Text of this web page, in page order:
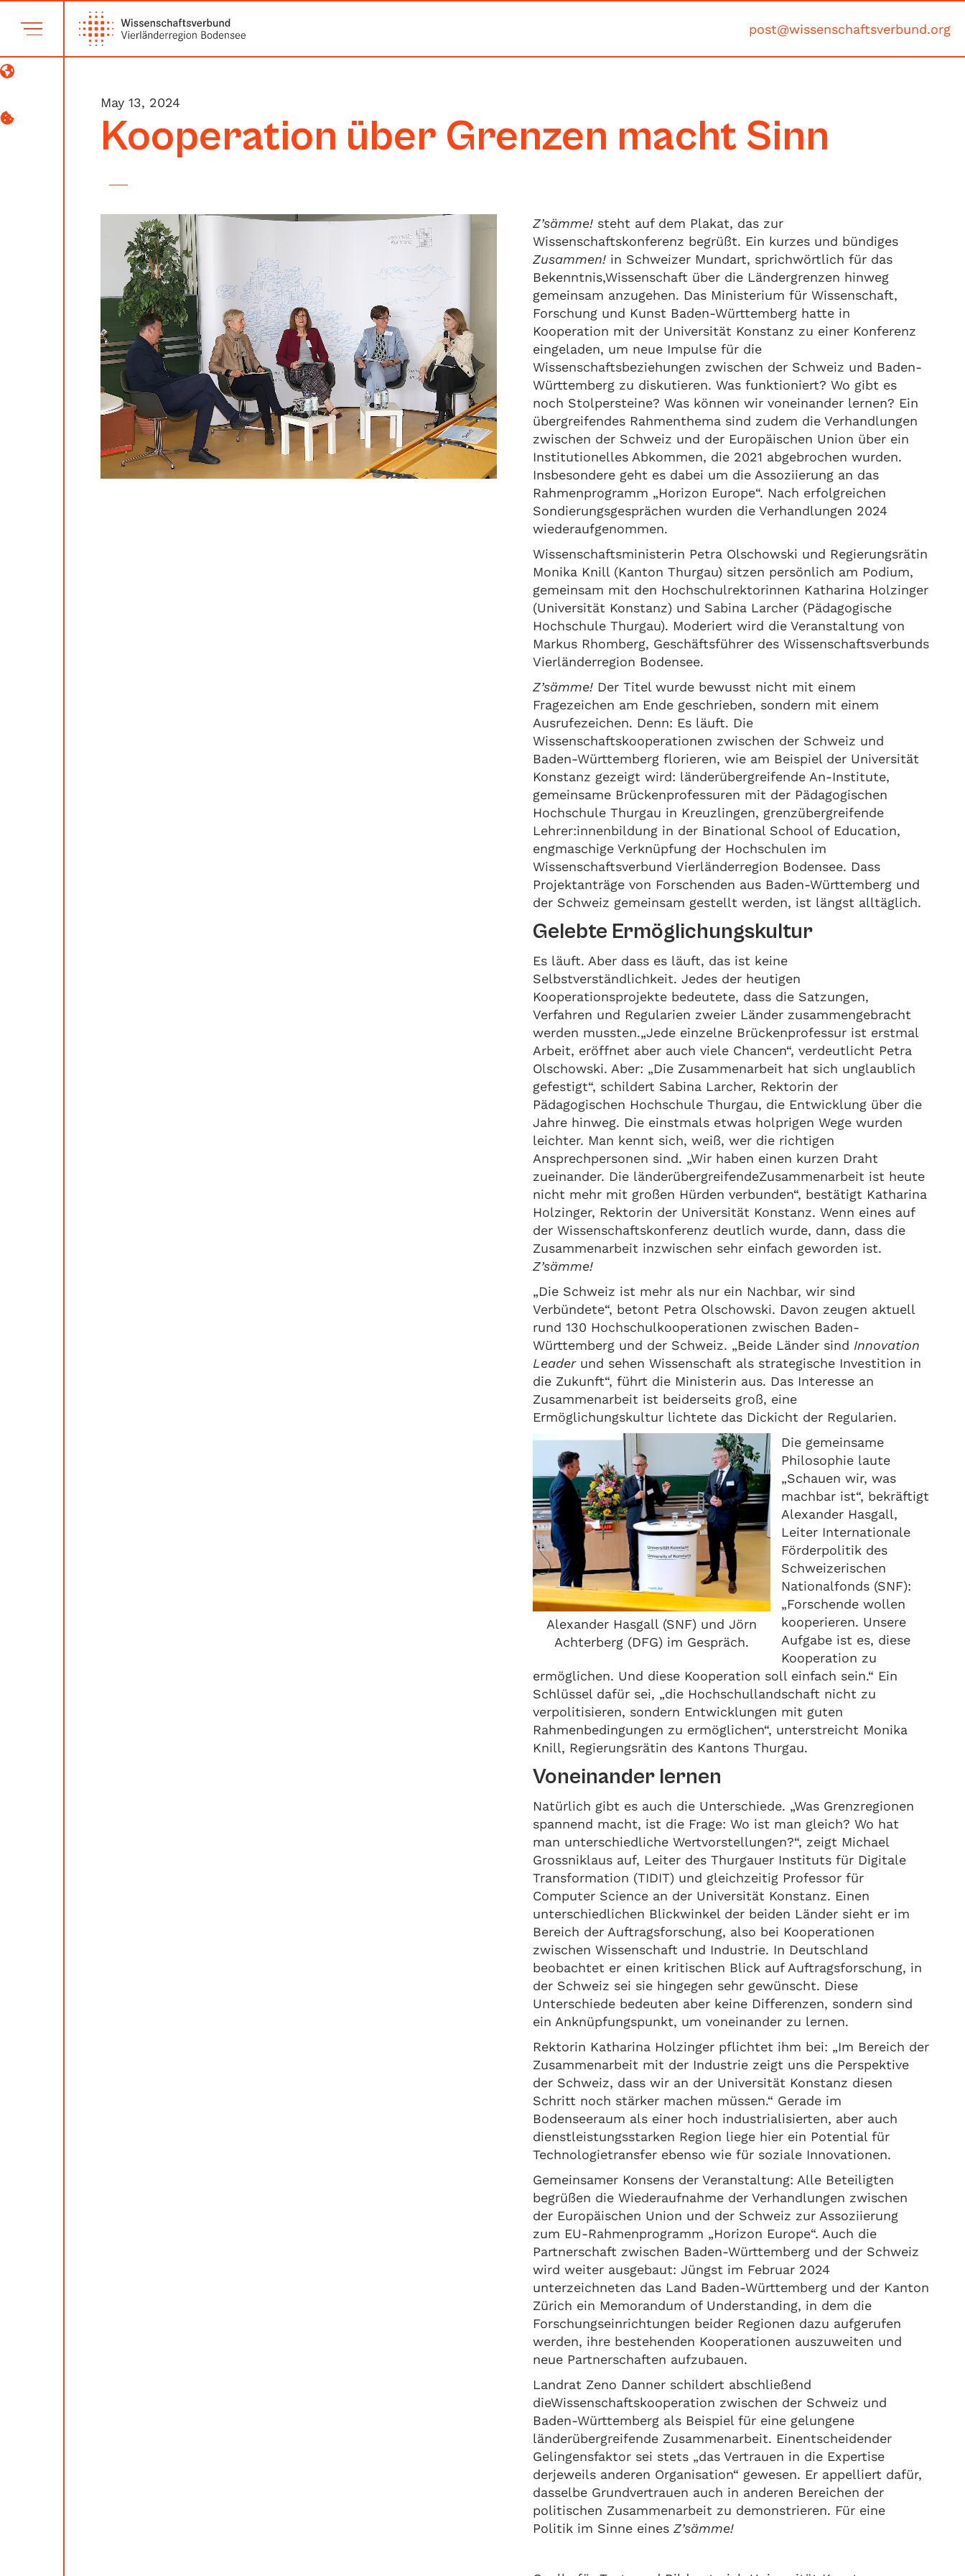
post@wissenschaftsverbund.org
May 13, 2024
Kooperation über Grenzen macht Sinn
Z’sämme! steht auf dem Plakat, das zur
Wissenschaftskonferenz begrüßt. Ein kurzes und bündiges
Zusammen! in Schweizer Mundart, sprichwörtlich für das
Bekenntnis,Wissenschaft über die Ländergrenzen hinweg
gemeinsam anzugehen. Das Ministerium für Wissenschaft,
Forschung und Kunst Baden-Württemberg hatte in
Kooperation mit der Universität Konstanz zu einer Konferenz
eingeladen, um neue Impulse für die
Wissenschaftsbeziehungen zwischen der Schweiz und Baden-
Württemberg zu diskutieren. Was funktioniert? Wo gibt es
noch Stolpersteine? Was können wir voneinander lernen? Ein
übergreifendes Rahmenthema sind zudem die Verhandlungen
zwischen der Schweiz und der Europäischen Union über ein
Institutionelles Abkommen, die 2021 abgebrochen wurden.
Insbesondere geht es dabei um die Assoziierung an das
Rahmenprogramm „Horizon Europe“. Nach erfolgreichen
Sondierungsgesprächen wurden die Verhandlungen 2024
wiederaufgenommen.
Wissenschaftsministerin Petra Olschowski und Regierungsrätin
Monika Knill (Kanton Thurgau) sitzen persönlich am Podium,
gemeinsam mit den Hochschulrektorinnen Katharina Holzinger
(Universität Konstanz) und Sabina Larcher (Pädagogische
Hochschule Thurgau). Moderiert wird die Veranstaltung von
Markus Rhomberg, Geschäftsführer des Wissenschaftsverbunds
Vierländerregion Bodensee.
Z’sämme! Der Titel wurde bewusst nicht mit einem
Fragezeichen am Ende geschrieben, sondern mit einem
Ausrufezeichen. Denn: Es läuft. Die
Wissenschaftskooperationen zwischen der Schweiz und
Baden-Württemberg florieren, wie am Beispiel der Universität
Konstanz gezeigt wird: länderübergreifende An-Institute,
gemeinsame Brückenprofessuren mit der Pädagogischen
Hochschule Thurgau in Kreuzlingen, grenzübergreifende
Lehrer:innenbildung in der Binational School of Education,
engmaschige Verknüpfung der Hochschulen im
Wissenschaftsverbund Vierländerregion Bodensee. Dass
Projektanträge von Forschenden aus Baden-Württemberg und
der Schweiz gemeinsam gestellt werden, ist längst alltäglich.
Gelebte Ermöglichungskultur
Es läuft. Aber dass es läuft, das ist keine
Selbstverständlichkeit. Jedes der heutigen
Kooperationsprojekte bedeutete, dass die Satzungen,
Verfahren und Regularien zweier Länder zusammengebracht
werden mussten.„Jede einzelne Brückenprofessur ist erstmal
Arbeit, eröffnet aber auch viele Chancen“, verdeutlicht Petra
Olschowski. Aber: „Die Zusammenarbeit hat sich unglaublich
gefestigt“, schildert Sabina Larcher, Rektorin der
Pädagogischen Hochschule Thurgau, die Entwicklung über die
Jahre hinweg. Die einstmals etwas holprigen Wege wurden
leichter. Man kennt sich, weiß, wer die richtigen
Ansprechpersonen sind. „Wir haben einen kurzen Draht
zueinander. Die länderübergreifendeZusammenarbeit ist heute
nicht mehr mit großen Hürden verbunden“, bestätigt Katharina
Holzinger, Rektorin der Universität Konstanz. Wenn eines auf
der Wissenschaftskonferenz deutlich wurde, dann, dass die
Zusammenarbeit inzwischen sehr einfach geworden ist.
Z’sämme!
„Die Schweiz ist mehr als nur ein Nachbar, wir sind
Verbündete“, betont Petra Olschowski. Davon zeugen aktuell
rund 130 Hochschulkooperationen zwischen Baden-
Württemberg und der Schweiz. „Beide Länder sind Innovation
Leaderund sehen Wissenschaft als strategische Investition in
die Zukunft“, führt die Ministerin aus. Das Interesse an
Zusammenarbeit ist beiderseits groß, eine
Ermöglichungskultur lichtete das Dickicht der Regularien.
Alexander Hasgall (SNF) und Jörn
Achterberg (DFG) im Gespräch.
Die gemeinsame
Philosophie laute
„Schauen wir, was
machbar ist“, bekräftigt
Alexander Hasgall,
Leiter Internationale
Förderpolitik des
Schweizerischen
Nationalfonds (SNF):
„Forschende wollen
kooperieren. Unsere
Aufgabe ist es, diese
Kooperation zu
ermöglichen. Und diese Kooperation soll einfach sein.“ Ein
Schlüssel dafür sei, „die Hochschullandschaft nicht zu
verpolitisieren, sondern Entwicklungen mit guten
Rahmenbedingungen zu ermöglichen“, unterstreicht Monika
Knill, Regierungsrätin des Kantons Thurgau.
Voneinander lernen
Natürlich gibt es auch die Unterschiede. „Was Grenzregionen
spannend macht, ist die Frage: Wo ist man gleich? Wo hat
man unterschiedliche Wertvorstellungen?“, zeigt Michael
Grossniklaus auf, Leiter des Thurgauer Instituts für Digitale
Transformation (TIDIT) und gleichzeitig Professor für
Computer Science an der Universität Konstanz. Einen
unterschiedlichen Blickwinkel der beiden Länder sieht er im
Bereich der Auftragsforschung, also bei Kooperationen
zwischen Wissenschaft und Industrie. In Deutschland
beobachtet er einen kritischen Blick auf Auftragsforschung, in
der Schweiz sei sie hingegen sehr gewünscht. Diese
Unterschiede bedeuten aber keine Differenzen, sondern sind
ein Anknüpfungspunkt, um voneinander zu lernen.
Rektorin Katharina Holzinger pflichtet ihm bei: „Im Bereich der
Zusammenarbeit mit der Industrie zeigt uns die Perspektive
der Schweiz, dass wir an der Universität Konstanz diesen
Schritt noch stärker machen müssen.“ Gerade im
Bodenseeraum als einer hoch industrialisierten, aber auch
dienstleistungsstarken Region liege hier ein Potential für
Technologietransfer ebenso wie für soziale Innovationen.
Gemeinsamer Konsens der Veranstaltung: Alle Beteiligten
begrüßen die Wiederaufnahme der Verhandlungen zwischen
der Europäischen Union und der Schweiz zur Assoziierung
zum EU-Rahmenprogramm „Horizon Europe“. Auch die
Partnerschaft zwischen Baden-Württemberg und der Schweiz
wird weiter ausgebaut: Jüngst im Februar 2024
unterzeichneten das Land Baden-Württemberg und der Kanton
Zürich ein Memorandum of Understanding, in dem die
Forschungseinrichtungen beider Regionen dazu aufgerufen
werden, ihre bestehenden Kooperationen auszuweiten und
neue Partnerschaften aufzubauen.
Landrat Zeno Danner schildert abschließend
dieWissenschaftskooperation zwischen der Schweiz und
Baden-Württemberg als Beispiel für eine gelungene
länderübergreifende Zusammenarbeit. Einentscheidender
Gelingensfaktor sei stets „das Vertrauen in die Expertise
derjeweils anderen Organisation“ gewesen. Er appelliert dafür,
dasselbe Grundvertrauen auch in anderen Bereichen der
politischen Zusammenarbeit zu demonstrieren. Für eine
Politik im Sinne eines Z’sämme!